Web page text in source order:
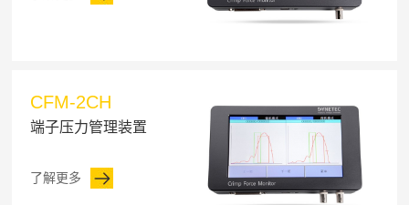
CFM-2CH
端子压力管理装置
了解更多